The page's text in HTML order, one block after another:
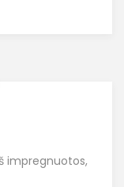
impregnuotos,